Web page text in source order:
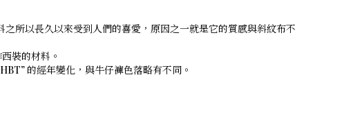
所以長久以來受到人們的喜愛，原因之一就是它的質感與斜紋布不
裝的材料。
的經年變化，與牛仔褲色落略有不同。